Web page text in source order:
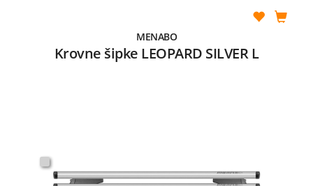
MENABO
Krovne šipke LEOPARD SILVER L